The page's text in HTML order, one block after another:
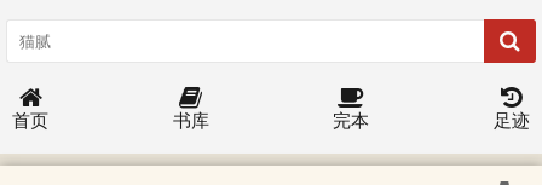
首页 书库 完本 足迹